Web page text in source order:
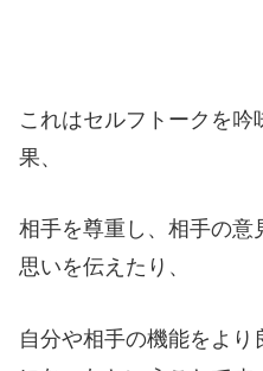
これはセルフトークを
果、
相手を尊重し、相手の意
思いを伝えたり、
自分や相手の機能をより